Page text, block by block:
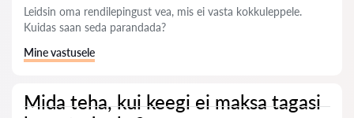
Leidsin oma rendilepingust vea, mis ei vasta kokkuleppele.
Kuidas saan seda parandada?
Mine vastusele
Mida teha, kui keegi ei maksa tagasi